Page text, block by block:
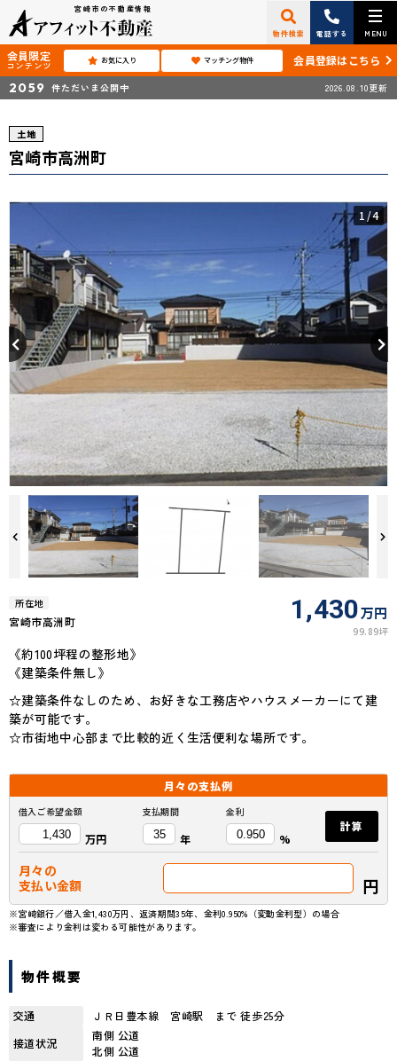
宮崎市の不動産情報
物件検索 電話する MENU
会員限定
コンテンツ お気に入り マッチング物件 会員登録はこちら
2059 件ただいま公開中 2026.08.10更新
土地
宮崎市高洲町
1 /4
所在地
宮崎市高洲町 1,430万円
99.89坪
《約100坪程の整形地》
《建築条件無し》
☆建築条件なしのため、お好きな工務店やハウスメーカーにて建
築が可能です。
☆市街地中心部まで比較的近く生活便利な場所です。
月々の支払例
借入ご希望金額
万円
支払期間
年
金利
%
計算
月々の
支払い金額
円
※宮崎銀行／借入金1,430万円、返済期間35年、金利0.950%（変動金利型）の場合
※審査により金利は変わる可能性があります。
物件概要
交通
ＪＲ日豊本線 宮崎駅 まで 徒歩25分
接道状況
南側 公道
北側 公道